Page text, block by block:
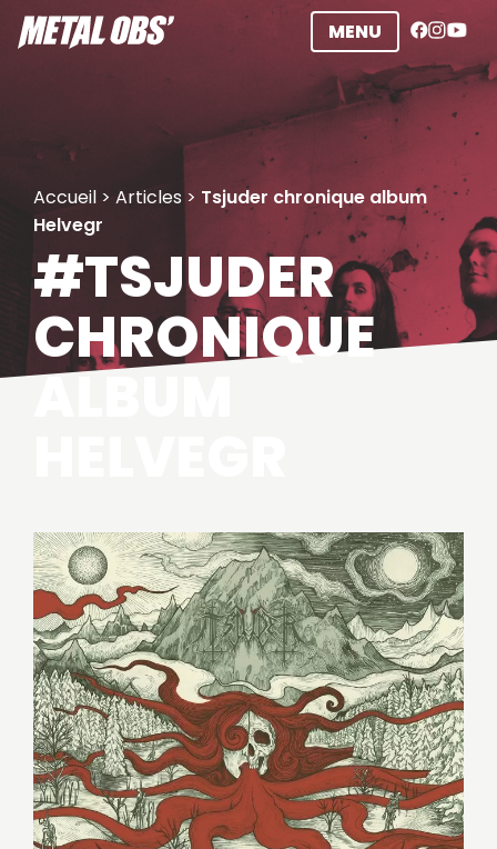
Aller
au
MENU
Accueil > Articles > Tsjuder chronique album
Helvegr
#TSJUDER
CHRONIQUE
ALBUM